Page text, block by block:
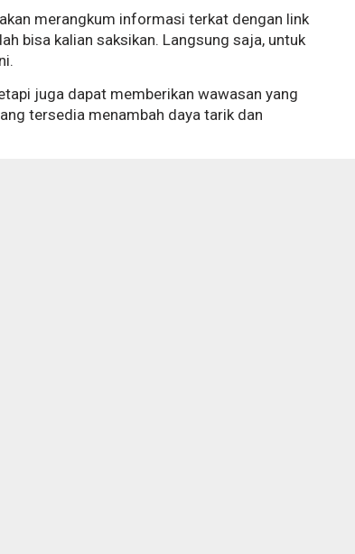
merangkum informasi terkat dengan link
bisa kalian saksikan. Langsung saja, untuk
juga dapat memberikan wawasan yang
tersedia menambah daya tarik dan